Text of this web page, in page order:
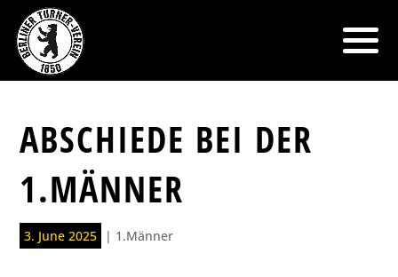
ABSCHIEDE BEI DER
1.MÄNNER
3. June 2025 | 1.Männer